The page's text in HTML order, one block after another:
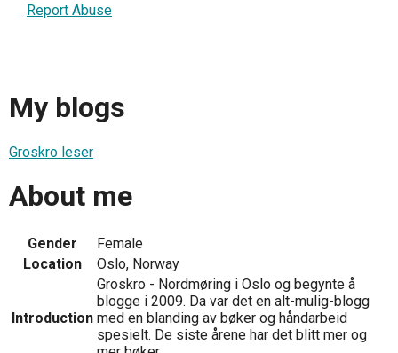
Report Abuse
My blogs
Groskro leser
About me
Gender
Female
Location
Oslo, Norway
Introduction
Groskro - Nordmøring i Oslo og begynte å
blogge i 2009. Da var det en alt-mulig-blogg
med en blanding av bøker og håndarbeid
spesielt. De siste årene har det blitt mer og